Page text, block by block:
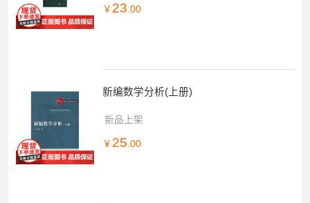
￥ 23 .00
新编数学分析(上册)
新品上架
￥ 25.00